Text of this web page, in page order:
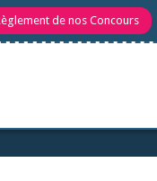
de nos Concours